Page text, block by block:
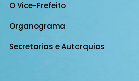
O Vice-Prefeito
Organograma
Secretarias e Autarquias